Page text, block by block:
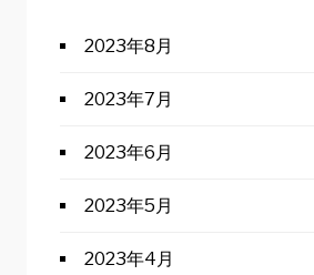
2023年8月
2023年7月
2023年6月
2023年5月
2023年4月